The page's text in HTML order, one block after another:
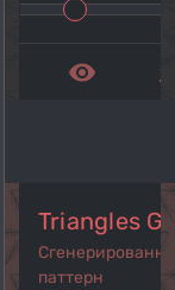
remove_red_eye
Triangles
паттерн